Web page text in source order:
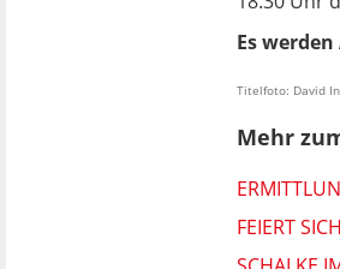
Es
Titelfoto: David
Mehr
FEIERT